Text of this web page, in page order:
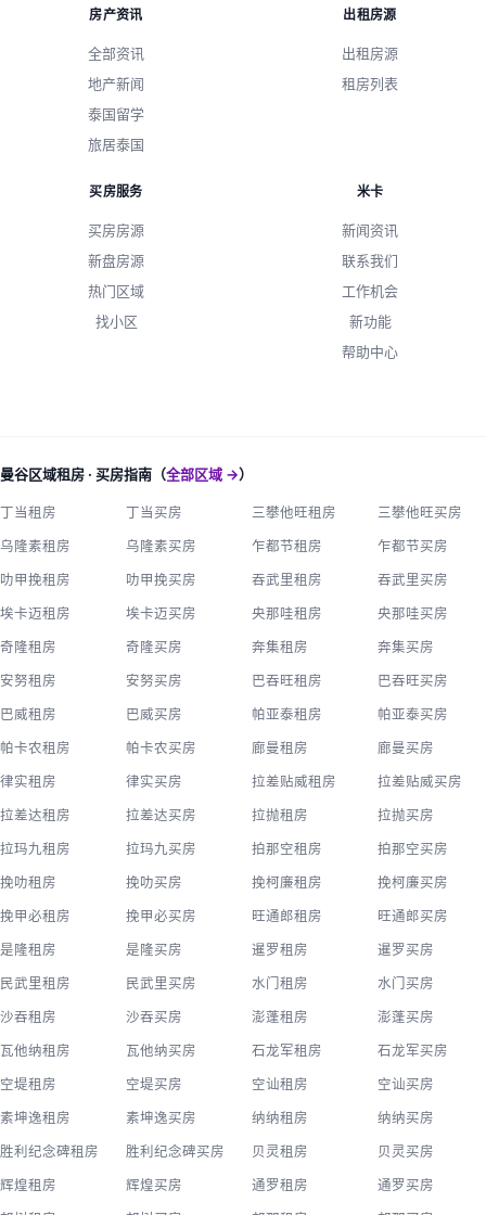
房产资讯
全部资讯
地产新闻
泰国留学
旅居泰国
出租房源
出租房源
租房列表
买房服务
买房房源
新盘房源
热门区域
找小区
米卡
新闻资讯
联系我们
工作机会
新功能
帮助中心
曼谷区域租房 · 买房指南（全部区域 →）
丁当租房 丁当买房 三攀他旺租房 三攀他旺买房
乌隆素租房 乌隆素买房 乍都节租房 乍都节买房
叻甲挽租房 叻甲挽买房 吞武里租房 吞武里买房
埃卡迈租房 埃卡迈买房 央那哇租房 央那哇买房
奇隆租房 奇隆买房 奔集租房 奔集买房
安努租房 安努买房 巴吞旺租房 巴吞旺买房
巴威租房 巴威买房 帕亚泰租房 帕亚泰买房
帕卡农租房 帕卡农买房 廊曼租房 廊曼买房
律实租房 律实买房 拉差贴威租房 拉差贴威买房
拉差达租房 拉差达买房 拉抛租房 拉抛买房
拉玛九租房 拉玛九买房 拍那空租房 拍那空买房
挽叻租房 挽叻买房 挽柯廉租房 挽柯廉买房
挽甲必租房 挽甲必买房 旺通郎租房 旺通郎买房
是隆租房 是隆买房 暹罗租房 暹罗买房
民武里租房 民武里买房 水门租房 水门买房
沙吞租房 沙吞买房 澎蓬租房 澎蓬买房
瓦他纳租房 瓦他纳买房 石龙军租房 石龙军买房
空堤租房 空堤买房 空讪租房 空讪买房
素坤逸租房 素坤逸买房 纳纳租房 纳纳买房
胜利纪念碑租房 胜利纪念碑买房 贝灵租房 贝灵买房
辉煌租房 辉煌买房 通罗租房 通罗买房